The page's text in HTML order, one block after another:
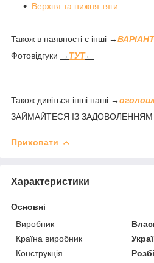
Верхня та нижня тяги
Також в наявності є інші →
Фотовідгуки → ТУТ←
Також дивіться інші наші →
ЗАЙМАЙТЕСЯ ІЗ ЗАДОВОЛЕННЯМ
Приховати
Характеристики
Основні
Виробник
Країна виробник
Конструкція